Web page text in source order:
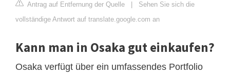
Antrag auf Entfernung der Quelle
Sehen Sie sich die
vollständige Antwort auf translate.google.com an
Kann man in Osaka gut einkaufen?
Osaka verfügt über ein umfassendes Portfolio